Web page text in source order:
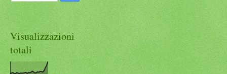
Visualizzazioni
totali